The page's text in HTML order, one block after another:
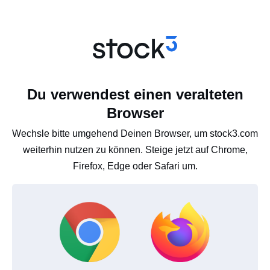
Du verwendest einen veralteten
Browser
Wechsle bitte umgehend Deinen Browser, um stock3.com
weiterhin nutzen zu können. Steige jetzt auf Chrome,
Firefox, Edge oder Safari um.